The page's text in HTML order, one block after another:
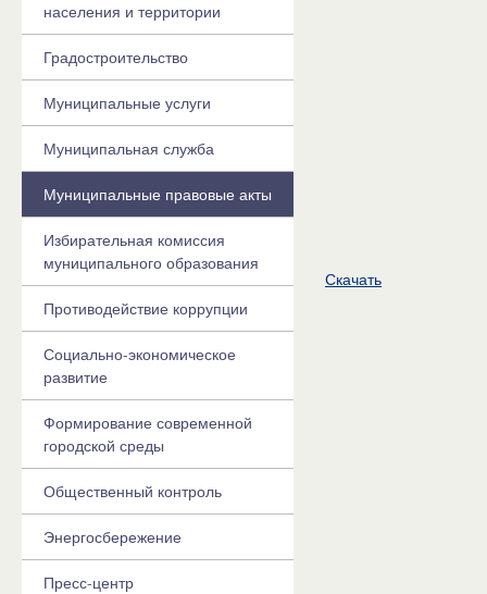
Скачать
населения и территории
Градостроительство
Муниципальные услуги
Муниципальная служба
Муниципальные правовые акты
Избирательная комиссия
муниципального образования
Противодействие коррупции
Социально-экономическое
развитие
Формирование современной
городской среды
Общественный контроль
Энергосбережение
Пресс-центр